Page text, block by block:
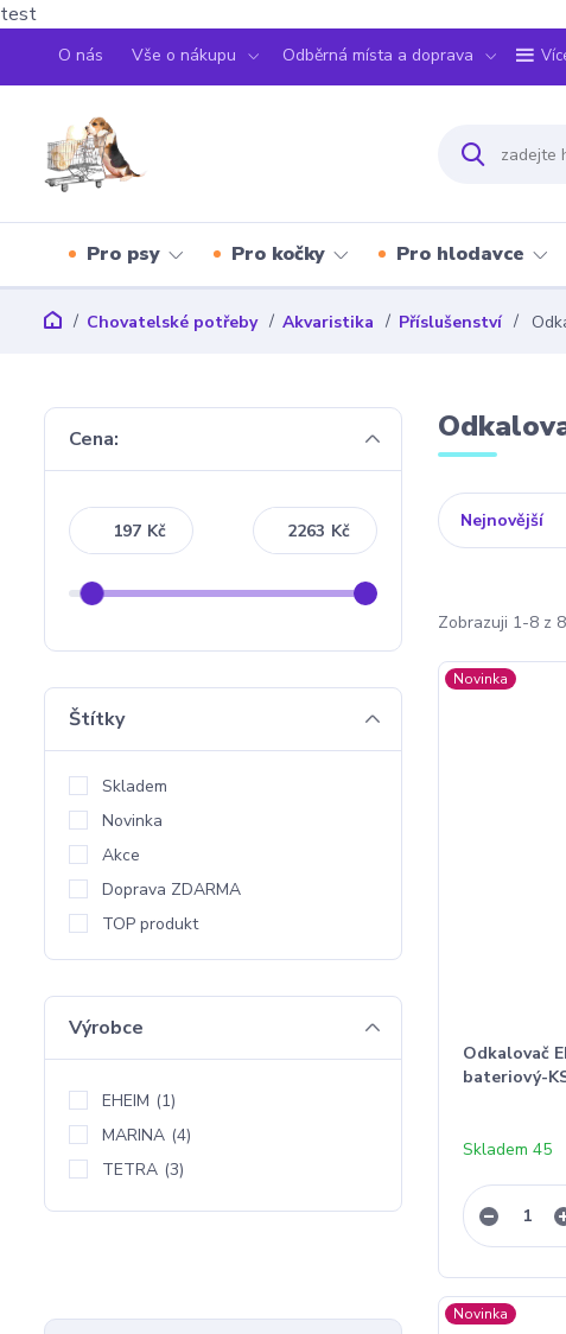
test
O nás Vše o nákupu Odběrná místa a doprava
Pro psy Pro kočky Pro hlodavce
Chovatelské potřeby Akvaristika Příslušenství
Nejnovější
Zobrazuji 1-8 z 8
Novinka
Odkalovač
bateriový-
Skladem 45
Novinka
Cena:
Kč Kč
Štítky
Skladem
Novinka
Akce
Doprava ZDARMA
TOP produkt
Výrobce
EHEIM (1)
MARINA (4)
TETRA (3)